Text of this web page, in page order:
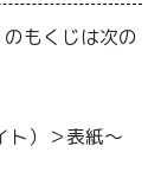
もくじは次の
ト）＞表紙～